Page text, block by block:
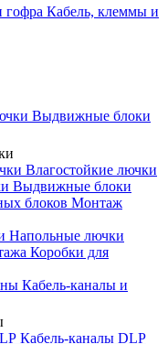
Кабель, клеммы и
Выдвижные блоки
Влагостойкие лючки
Выдвижные блоки
Монтаж
Напольные лючки
Коробки для
Кабель-каналы и
Кабель-каналы DLP